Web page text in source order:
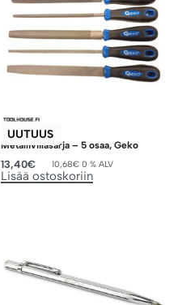
UUTUUS
Metalliviilasarja – 5 osaa, Geko
13,40€ 10,68€ 0 % ALV
Lisää ostoskoriin